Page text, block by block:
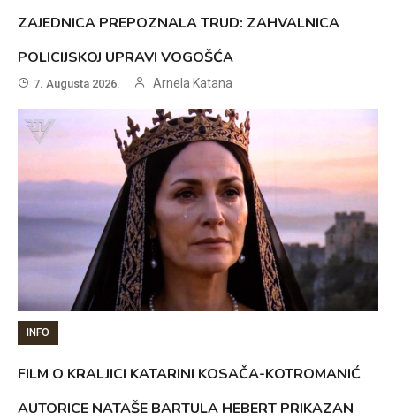
ZAJEDNICA PREPOZNALA TRUD: ZAHVALNICA
POLICIJSKOJ UPRAVI VOGOŠĆA
7. Augusta 2026. Arnela Katana
INFO
FILM O KRALJICI KATARINI KOSAČA-KOTROMANIĆ
AUTORICE NATAŠE BARTULA HEBERT PRIKAZAN